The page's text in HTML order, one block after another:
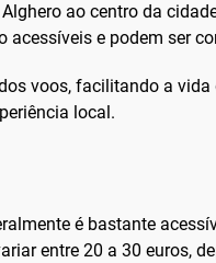
ao centro da
e podem ser
voos, facilitando a
local.
é bastante
entre 20 a 30 euros,